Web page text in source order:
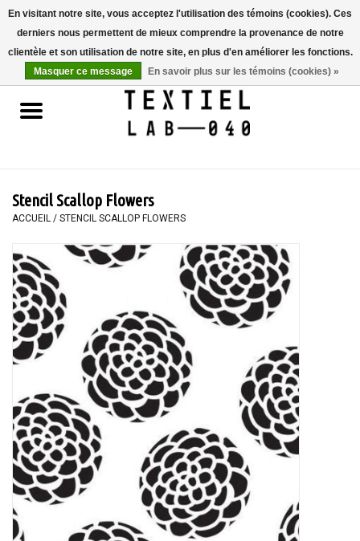
Accueil
LIVRES
PEINTURE
TEXTILE
WORKSHOPS
SPECIALS
OUTILS
Blog
Stencil Scallop Flowers
ACCUEIL / STENCIL SCALLOP FLOWERS
En visitant notre site, vous acceptez l'utilisation des témoins (cookies). Ces
derniers nous permettent de mieux comprendre la provenance de notre
clientèle et son utilisation de notre site, en plus d'en améliorer les fonctions.
Masquer ce message
En savoir plus sur les témoins (cookies) »